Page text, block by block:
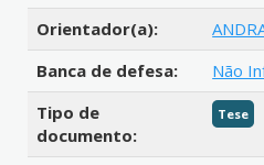
Orientador(a):
Banca de defesa:
Não
Tipo de
documento:
Tese